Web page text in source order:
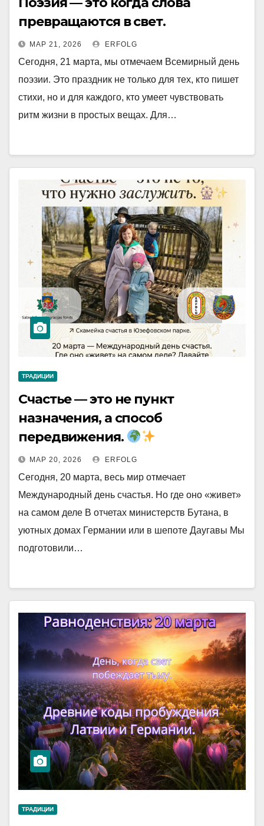
превращаются в свет.
МАР 21, 2026 ERFOLG
Сегодня, 21 марта, мы отмечаем Всемирный день
поэзии. Это праздник не только для тех, кто пишет
стихи, но и для каждого, кто умеет чувствовать
ритм жизни в простых вещах. Для…
ТРАДИЦИИ
Счастье — это не пункт
назначения, а способ
передвижения.
МАР 20, 2026 ERFOLG
Сегодня, 20 марта, весь мир отмечает
Международный день счастья. Но где оно «живет»
на самом деле В отчетах министерств Бутана, в
уютных домах Германии или в шепоте Даугавы Мы
подготовили…
ТРАДИЦИИ